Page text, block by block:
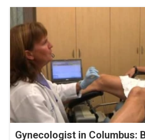
Gynecologist in Columbus: